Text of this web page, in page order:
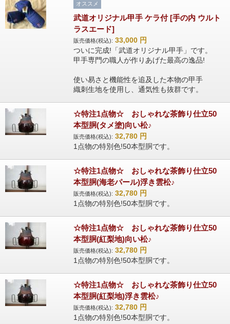
オススメ
武道オリジナル甲手 ケラ付 [手の内 ウルト
ラスエード]
販売価格(税込): 33,000 円
ついに完成!「武道オリジナル甲手」です。
甲手専門の職人が作りあげた最高の逸品!
使い易さと機能性を追及した本物の甲手
織刺生地を使用し、通気性も抜群です。
☆特注1点物☆ おしゃれな茶飾り仕立50
本型胴(タメ塗)向い松♪
販売価格(税込): 32,780 円
1点物の特別色!50本型胴です。
☆特注1点物☆ おしゃれな茶飾り仕立50
本型胴(海老パール)浮き雲松♪
販売価格(税込): 32,780 円
1点物の特別色!50本型胴です。
☆特注1点物☆ おしゃれな茶飾り仕立50
本型胴(紅梨地)向い松♪
販売価格(税込): 32,780 円
1点物の特別色!50本型胴です。
☆特注1点物☆ おしゃれな茶飾り仕立50
本型胴(紅梨地)浮き雲松♪
販売価格(税込): 32,780 円
1点物の特別色!50本型胴です。